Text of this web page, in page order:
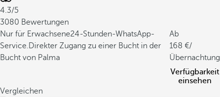
4.3/5
3080 Bewertungen
Nur für Erwachsene24-Stunden-WhatsApp-
Service.Direkter Zugang zu einer Bucht in der
Bucht von Palma
Ab
168
/
Übernachtung
Verfügbarkeit
einsehen
Vergleichen